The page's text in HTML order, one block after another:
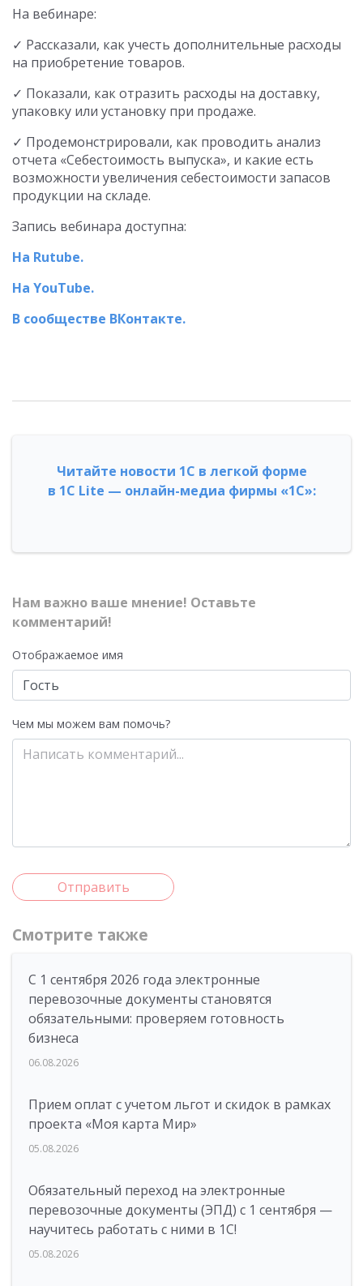
На вебинаре:
✓ Рассказали, как учесть дополнительные расходы
на приобретение товаров.
✓ Показали, как отразить расходы на доставку,
упаковку или установку при продаже.
✓ Продемонстрировали, как проводить анализ
отчета «Себестоимость выпуска», и какие есть
возможности увеличения себестоимости запасов
продукции на складе.
Запись вебинара доступна:
На Rutube.
На YouTube.
В сообществе ВКонтакте.
Читайте новости 1С в легкой форме
в 1С Lite — онлайн-медиа фирмы «1С»:
Нам важно ваше мнение! Оставьте
комментарий!
Отображаемое имя
Чем мы можем вам помочь?
Отправить
Смотрите также
С 1 сентября 2026 года электронные
перевозочные документы становятся
обязательными: проверяем готовность
бизнеса
06.08.2026
Прием оплат с учетом льгот и скидок в рамках
проекта «Моя карта Мир»
05.08.2026
Обязательный переход на электронные
перевозочные документы (ЭПД) с 1 сентября —
научитесь работать с ними в 1С!
05.08.2026